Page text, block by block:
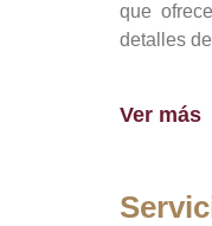
que
detalles
Ver más